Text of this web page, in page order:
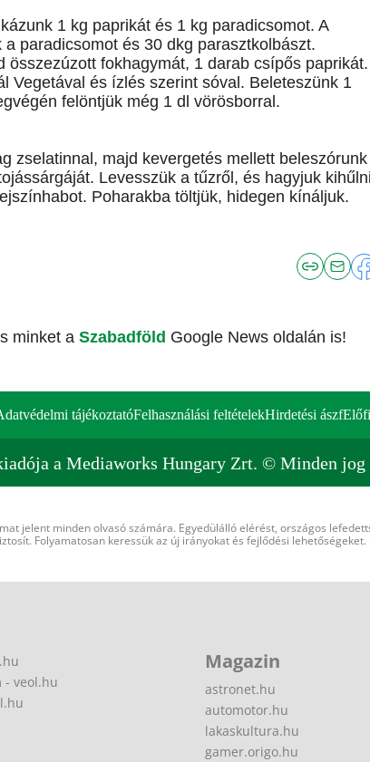
1 kg paprikát és 1 kg paradicsomot. A
paradicsomot és 30 dkg parasztkolbászt.
fokhagymát, 1 darab csípős paprikát.
Vegetával és ízlés szerint sóval. Beleteszünk 1
felöntjük még 1 dl vörösborral.
zselatinnal, majd kevergetés mellett beleszórunk
Levesszük a tűzről, és hagyjuk
Poharakba töltjük, hidegen kínáljuk.
minket a Szabadföld Google News oldalán is!
tájékoztatóFelhasználási feltételekHirdetési ászf
a Mediaworks Hungary Zrt. © Minden jog
jelent minden olvasó számára. Egyedülálló elérést, országos
Folyamatosan keressük az új irányokat és fejlődési lehetőségeket.
- veol.hu
Magazin
astronet.hu
automotor.hu
lakaskultura.hu
gamer.origo.hu